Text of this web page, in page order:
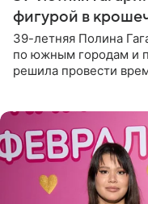
фигурой в
39-летняя Полина
по южным городам и
решила провести